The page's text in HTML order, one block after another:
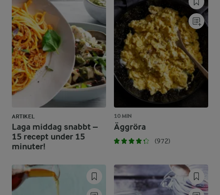
ARTIKEL
Laga middag snabbt –
15 recept under 15
minuter!
10 MIN
Äggröra
(972)